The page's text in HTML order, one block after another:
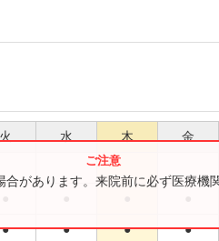
火 水 木 金
● ● ● ●
があります。来院前に必ず医療機